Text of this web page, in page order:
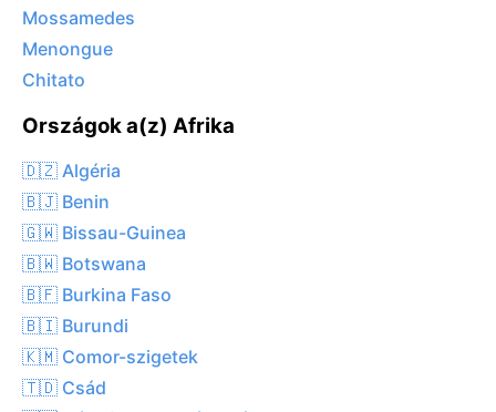
Mossamedes
Menongue
Chitato
Országok a(z) Afrika
🇩🇿 Algéria
🇧🇯 Benin
🇬🇼 Bissau-Guinea
🇧🇼 Botswana
🇧🇫 Burkina Faso
🇧🇮 Burundi
🇰🇲 Comor-szigetek
🇹🇩 Csád